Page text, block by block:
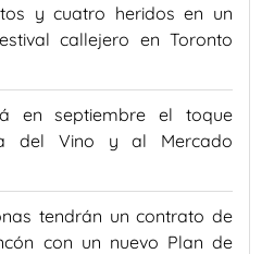
y cuatro heridos en un
callejero en Toronto
en septiembre el toque
del Vino y al Mercado
tendrán un contrato de
con un nuevo Plan de